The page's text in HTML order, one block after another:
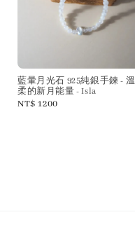
藍暈月光石 925純銀手鍊 - 溫
柔的新月能量 - Isla
Regular
NT$ 1200